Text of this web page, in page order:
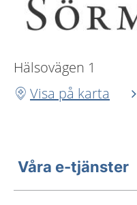
Hälsovägen 1
Visa på karta
Våra e-tjänster